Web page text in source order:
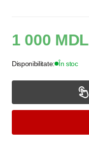
1 000 MDL
Disponibilitate: În stoc